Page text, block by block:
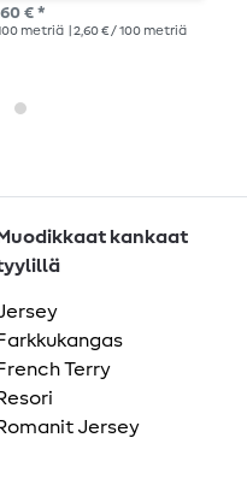
€ *
metriä | 2,60 € / 100 metriä
Muodikkaat kankaat
Terry
Jersey